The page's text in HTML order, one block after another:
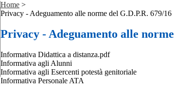
Home >
Privacy - Adeguamento alle norme del G.D.P.R. 679/16
Privacy - Adeguamento alle
Informativa Didattica a distanza.pdf
Informativa agli Alunni
Informativa agli Esercenti potestà genitoriale
Informativa Personale ATA